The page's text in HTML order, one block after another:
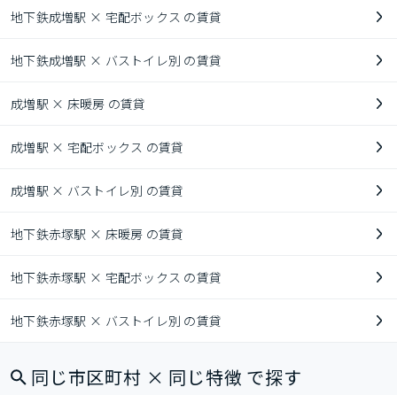
地下鉄成増駅 × 宅配ボックス の賃貸
地下鉄成増駅 × バストイレ別 の賃貸
成増駅 × 床暖房 の賃貸
成増駅 × 宅配ボックス の賃貸
成増駅 × バストイレ別 の賃貸
地下鉄赤塚駅 × 床暖房 の賃貸
地下鉄赤塚駅 × 宅配ボックス の賃貸
地下鉄赤塚駅 × バストイレ別 の賃貸
同じ市区町村 × 同じ特徴 で探す